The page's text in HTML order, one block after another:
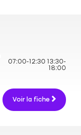
07:00-12:30
13:30-
18:00
Voir la fiche